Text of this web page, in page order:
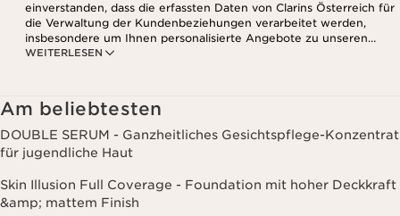
WEITERLESEN
einverstanden, dass die erfassten Daten von Clarins Österreich für
die Verwaltung der Kundenbeziehungen verarbeitet werden,
insbesondere um Ihnen personalisierte Angebote zu unseren
Produkten und Dienstleistungen entsprechend Ihrem
Websites Dritter, sowie für analytische Zwecke.
Am beliebtesten
DOUBLE SERUM - Ganzheitliches Gesichtspflege-Konzentrat
für jugendliche Haut
Skin Illusion Full Coverage - Foundation mit hoher Deckkraft
&amp; mattem Finish